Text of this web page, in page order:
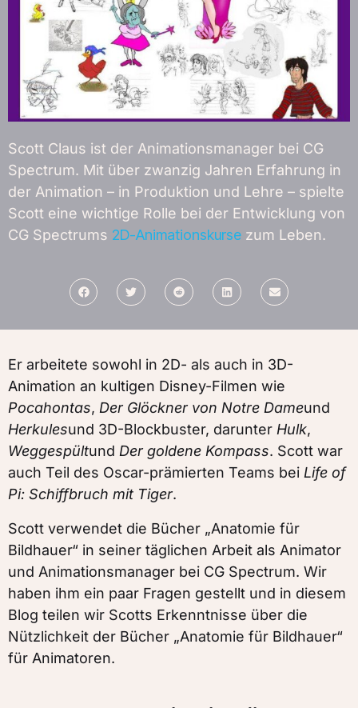
Scott Claus ist der Animationsmanager bei CG
Spectrum. Mit über zwanzig Jahren Erfahrung in
der Animation – in Produktion und Lehre – spielte
Scott eine wichtige Rolle bei der Entwicklung von
CG Spectrums 2D-Animationskurse zum Leben.
Er arbeitete sowohl in 2D- als auch in 3D-
Animation an kultigen Disney-Filmen wie
Pocahontas, Der Glöckner von Notre Dameund
Herkulesund 3D-Blockbuster, darunter Hulk,
Weggespültund Der goldene Kompass. Scott war
auch Teil des Oscar-prämierten Teams bei Life of
Pi: Schiffbruch mit Tiger.
Scott verwendet die Bücher „Anatomie für
Bildhauer“ in seiner täglichen Arbeit als Animator
und Animationsmanager bei CG Spectrum. Wir
haben ihm ein paar Fragen gestellt und in diesem
Blog teilen wir Scotts Erkenntnisse über die
Nützlichkeit der Bücher „Anatomie für Bildhauer“
für Animatoren.